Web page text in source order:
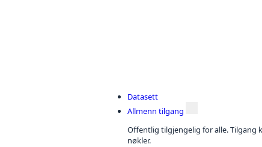
Datasett
Allmenn tilgang
Offentlig tilgjengelig for alle. Tilgang
nøkler.